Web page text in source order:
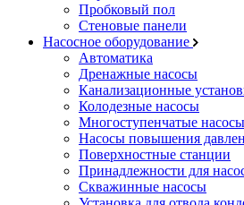
Пробковый пол
Стеновые панели
Насосное оборудование
Автоматика
Дренажные насосы
Канализационные
Колодезные насосы
Многоступенчатые насосы
Насосы повышения
Поверхностные станции
Принадлежности для
Скважинные насосы